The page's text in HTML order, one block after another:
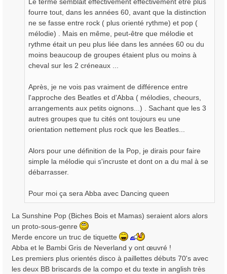
fourre tout, dans les années 60, avant que la distinction
ne se fasse entre rock ( plus orienté rythme) et pop (
mélodie) . Mais en même, peut-être que mélodie et
rythme était un peu plus liée dans les années 60 ou du
moins beaucoup de groupes étaient plus ou moins à
cheval sur les 2 créneaux ...
Après, je ne vois pas vraiment de différence entre
l'approche des Beatles et d'Abba ( mélodies, cheours,
arrangements aux petits oignons...) . Sachant que les 3
autres groupes que tu cités ont toujours eu une
orientation nettement plus rock que les Beatles...
Alors pour une définition de la Pop, je dirais pour faire
simple la mélodie qui s'incruste et dont on a du mal à se
débarrasser.
Pour moi ça sera Abba avec Dancing queen
La Sunshine Pop (Biches Bois et Mamas) seraient alors alors
un proto-sous-genre
Merde encore un truc de tiquette
Abba et le Bambi Gris de Neverland y ont œuvré !
Les premiers plus orientés disco à paillettes débuts 70's avec
les deux BB briscards de la compo et du texte in anglish très